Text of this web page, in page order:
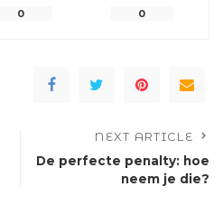
0 0
NEXT ARTICLE
De perfecte penalty: hoe
neem je die?